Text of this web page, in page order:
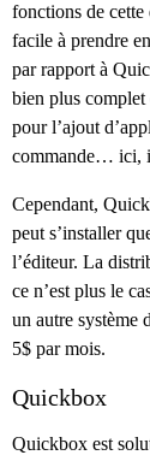
fonctions de cette
facile à prendre
par rapport à
bien plus complet
pour l’ajout
commande… ici,
Cependant,
peut s’installer
l’éditeur. La
ce n’est plus le
un autre système
5$ par mois.
Quickbox
Quickbox est